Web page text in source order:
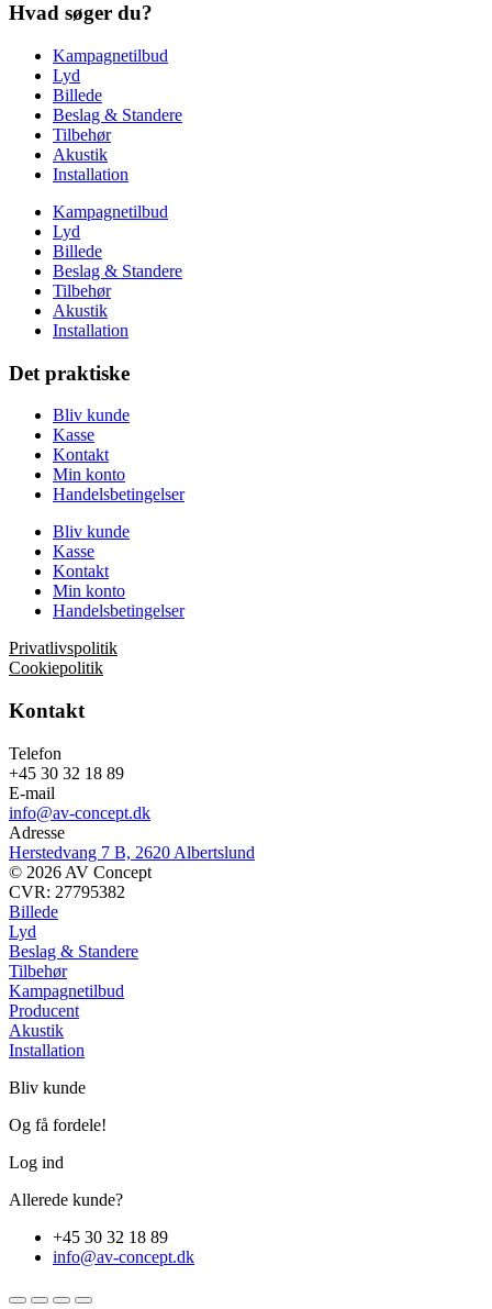
Hvad søger du?
Kampagnetilbud
Lyd
Billede
Beslag & Standere
Tilbehør
Akustik
Installation
Kampagnetilbud
Lyd
Billede
Beslag & Standere
Tilbehør
Akustik
Installation
Det praktiske
Bliv kunde
Kasse
Kontakt
Min konto
Handelsbetingelser
Bliv kunde
Kasse
Kontakt
Min konto
Handelsbetingelser
Privatlivspolitik
Cookiepolitik
Kontakt
Telefon
+45 30 32 18 89
E-mail
info@av-concept.dk
Adresse
Herstedvang 7 B, 2620 Albertslund
© 2026 AV Concept
CVR: 27795382
Billede
Lyd
Beslag & Standere
Tilbehør
Kampagnetilbud
Producent
Akustik
Installation
Bliv kunde
Og få fordele!
Log ind
Allerede kunde?
+45 30 32 18 89
info@av-concept.dk